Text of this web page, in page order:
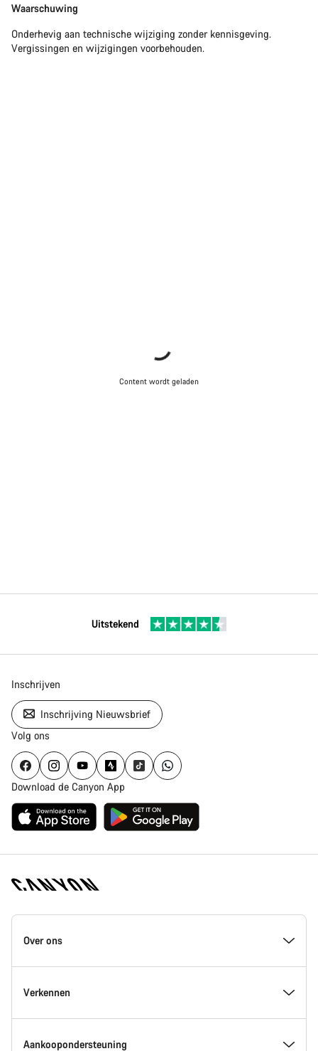
Disclaimer
Waarschuwing
Onderhevig aan technische wijziging zonder kennisgeving.
Vergissingen en wijzigingen voorbehouden.
Content wordt geladen
Uitstekend
Inschrijven
Inschrijving Nieuwsbrief
Volg ons
Download de Canyon App
Canyon
Homepage
Over ons
Inside Canyon
Innovatie bij Canyon
Verkennen
Evenementen
Aankoopondersteuning
Start Chat